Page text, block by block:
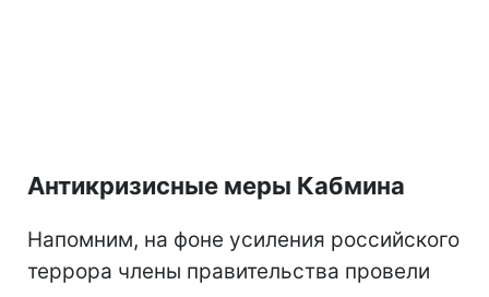
Антикризисные меры Кабмина
Напомним, на фоне усиления российского
террора члены правительства провели